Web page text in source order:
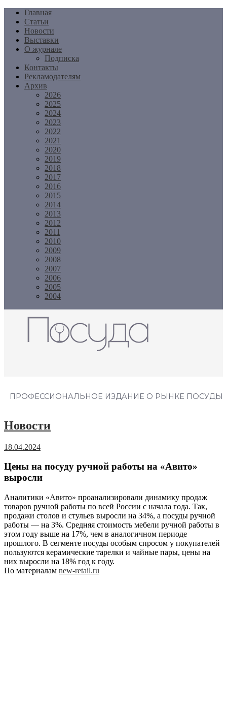
Перейти
содержимому
Главная
Статьи
Новости
Выставки
О журнале
Подписка
Контакты
Рекламодателям
Архив
2026
2025
2024
2023
2022
2021
2020
2019
2018
2017
2016
2015
2014
2013
2012
2011
2010
2009
2008
2007
2006
2005
2004
ПРОФЕССИОНАЛЬНОЕ ИЗДАНИЕ О РЫНКЕ ПОСУДЫ
Новости
18.04.2024
Цены на посуду ручной работы на «Авито»
выросли
Аналитики «Авито» проанализировали динамику продаж
товаров ручной работы по всей России с начала года. Так,
продажи столов и стульев выросли на 34%, а посуды ручной
работы — на 3%. Средняя стоимость мебели ручной работы в
этом году выше на 17%, чем в аналогичном периоде
прошлого. В сегменте посуды особым спросом у покупателей
пользуются керамические тарелки и чайные пары, цены на
них выросли на 18% год к году.
По материалам new-retail.ru